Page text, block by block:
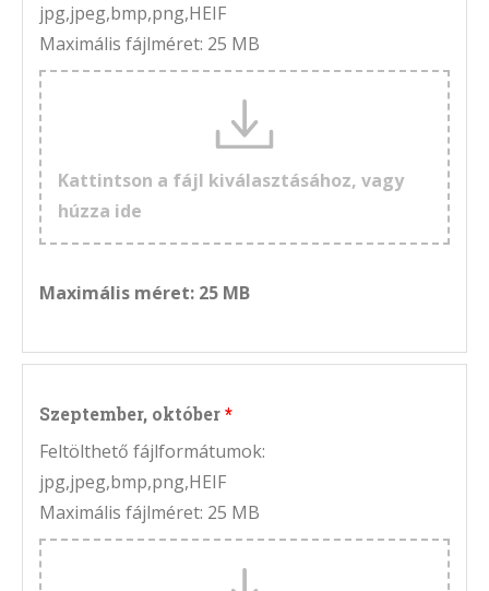
jpg,jpeg,bmp,png,HEIF
Maximális fájlméret: 25 MB
Kattintson a fájl kiválasztásához, vagy
húzza ide
Maximális méret: 25 MB
Szeptember, október
Feltölthető fájlformátumok:
jpg,jpeg,bmp,png,HEIF
Maximális fájlméret: 25 MB